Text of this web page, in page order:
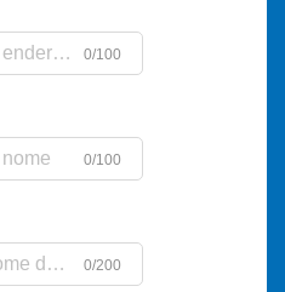
0/100
0/100
0/200